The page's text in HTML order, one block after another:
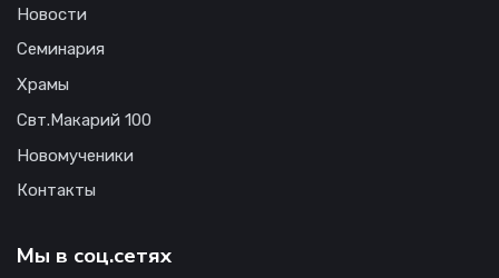
Новости
Семинария
Храмы
Свт.Макарий 100
Новомученики
Контакты
Мы в соц.сетях